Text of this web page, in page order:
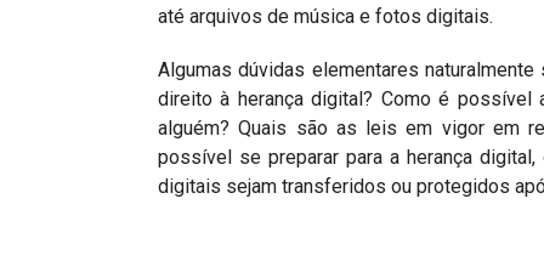
até arquivos de música e fotos digitais.
Algumas dúvidas elementares
direito à herança digital? Como é
alguém? Quais são as leis em vigor em
possível se preparar para a herança
digitais sejam transferidos ou protegidos